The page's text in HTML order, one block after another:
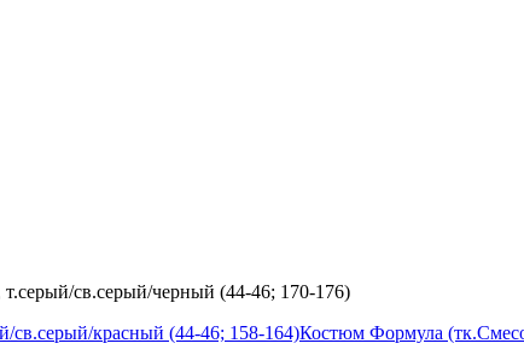
св.серый/черный (44-46; 170-176)
красный (44-46; 158-164)Костюм Формула